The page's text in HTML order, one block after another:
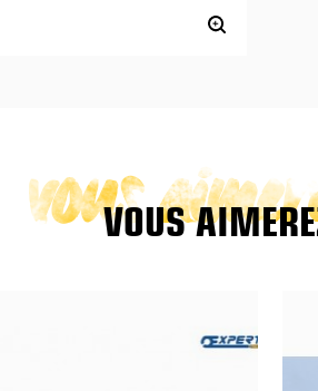
VOUS
vous